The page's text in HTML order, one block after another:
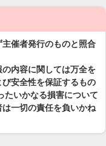
催者発行のものと照合
内容に関しては万全を
安全性を保証するもの
たいかなる損害について
一切の責任を負いかね